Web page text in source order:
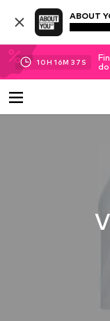
ABOUT
10H 16M 37 S